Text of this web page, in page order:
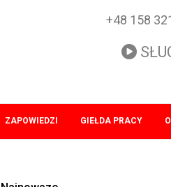
+48 158
ZAPOWIEDZI GIEŁDA PRACY